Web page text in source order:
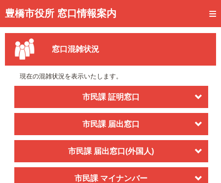
豊橋市役所 窓口情報案内
トップページ
事前予約
予約状況確認
待ち状況確認
交付状況確認
メール通知登録
混雑予想カレンダー
窓口混雑状況
現在の混雑状況を表示いたします。
市民課 証明窓口
市民課 届出窓口
市民課 届出窓口(外国人)
市民課 マイナンバー